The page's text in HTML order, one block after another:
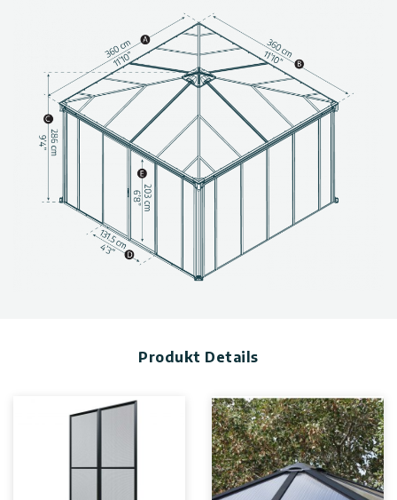
Doppelwandige, graufarbene Bedachung aus Polycarbonat;
vergilbt nicht und wird im Laufe der Zeit nicht auch nicht
Patentiertes schraubenloses Verglasungssystem, speziell
entwickelt, um das Eindringen von Regen und Tau zu
verhindern
Große Schiebetüren ermöglichen es, den Ledro als
halboffenen oder umschlossenen Mehrzweck-Pavillon zu
nutzen.
Die Möglichkeiten eines umschlossenen Pavillons im Herzen
Ihres Gartens sind sehr vielfältig, und zwar zu jeder
Jahreszeit: Ruhebereich, Lesezimmer, BB, Sonnenschutz,
Gartenbüro, Party-Lounge, Wellness-Kabine…
Der 100-prozentige Schutz vor schädlichen UV-Strahlen
ermöglicht endlose Freizeitaktivitäten im Außenbereich
Paneeldicke sowie Wind- und Schneelast, finden Sie in der
Produkt Details